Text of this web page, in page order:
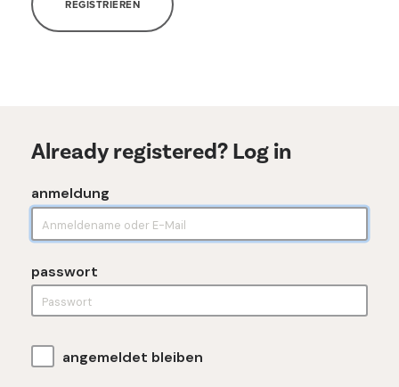
REGISTRIEREN
Already registered? Log in
anmeldung
passwort
angemeldet bleiben